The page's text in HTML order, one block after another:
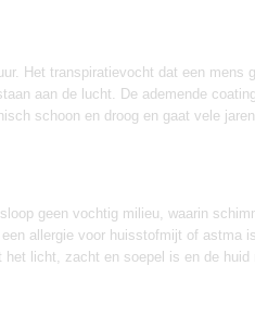
Het transpiratievocht dat een mens
aan de lucht. De ademende
schoon en droog en gaat vele
geen vochtig milieu, waarin
allergie voor huisstofmijt of astma
licht, zacht en soepel is en de